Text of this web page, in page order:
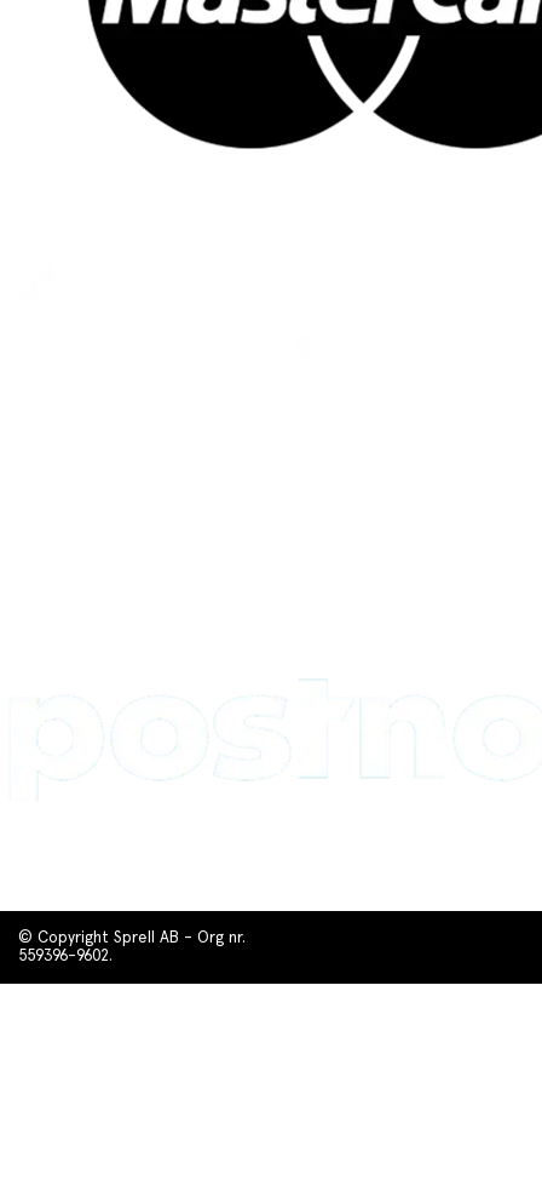
© Copyright Sprell AB - Org nr.
559396-9602.